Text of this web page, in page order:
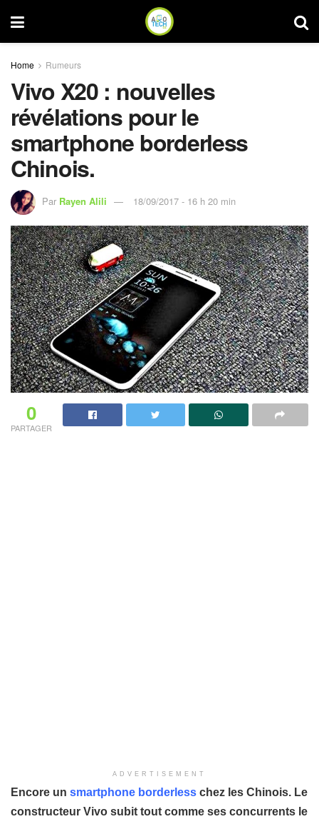
Home Rumeurs
Vivo X20 : nouvelles
révélations pour le
smartphone borderless
Chinois.
Par Rayen Alili 18/09/2017 - 16 h 20 min
0
PARTAGER
ADVERTISEMENT
Encore un smartphone borderless chez les Chinois. Le
constructeur Vivo subit tout comme ses concurrents le